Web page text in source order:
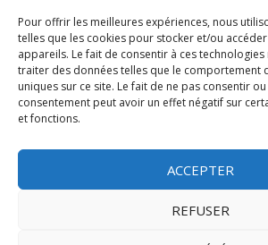
Pour offrir les meilleures expériences, nous
telles que les cookies pour stocker et/ou
appareils. Le fait de consentir à ces
traiter des données telles que le comportement
uniques sur ce site. Le fait de ne pas consentir
consentement peut avoir un effet négatif sur
et fonctions.
ACCEPTER
REFUSER